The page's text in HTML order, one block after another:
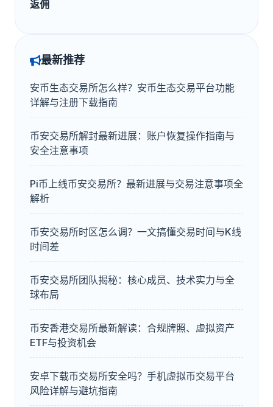
返佣
最新推荐
安币生态交易所怎么样？安币生态交易平台功能
详解与注册下载指南
币安交易所解封最新进展：账户恢复操作指南与
安全注意事项
Pi币上线币安交易所？最新进展与交易注意事项全
解析
币安交易所时区怎么调？一文搞懂交易时间与K线
时间差
币安交易所团队揭秘：核心成员、技术实力与全
球布局
币安香港交易所最新解读：合规牌照、虚拟资产
ETF与投资机会
安卓下载币交易所安全吗？手机虚拟币交易平台
风险详解与避坑指南